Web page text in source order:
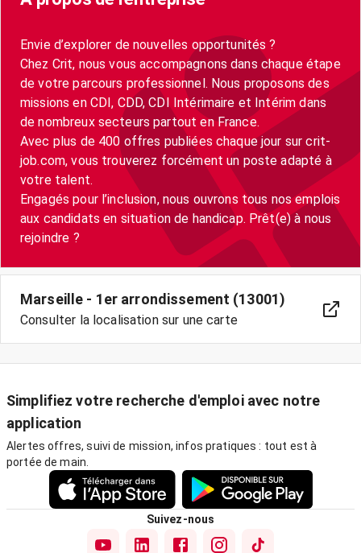
Envie d’explorer de nouvelles opportunités ?
Chez Crit, nous vous accompagnons dans chaque étape
de votre parcours professionnel. Nous proposons des
missions en CDI, CDD, CDI Intérimaire et Intérim dans
de nombreux secteurs partout en France.
Avec plus de 400 offres publiées chaque jour sur crit-
job.com, vous trouverez forcément un poste adapté à
votre talent.
Engagés pour l’inclusion, nous ouvrons tous nos emplois
aux candidats en situation de handicap. Prêt(e) à nous
Marseille - 1er arrondissement (13001)
Consulter la localisation sur une carte
Simplifiez votre recherche d'emploi avec notre
application
Alertes offres, suivi de mission, infos pratiques : tout est à
portée de main.
Suivez-nous